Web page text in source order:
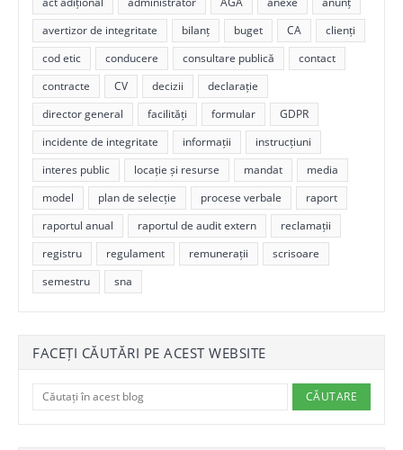
avertizor de integritate
bilanț buget CA
clienți
cod etic
conducere consultare publică
contact
contracte
CV decizii
declarație
director general
facilități formular
GDPR
incidente de integritate
informații
instrucțiuni
interes public
locație și resurse mandat
media
model
plan de selecție procese verbale
raport
raportul anual
raportul de audit extern
reclamații
registru
regulament remunerații
scrisoare
semestru
sna
FACEȚI CĂUTĂRI PE ACEST WEBSITE